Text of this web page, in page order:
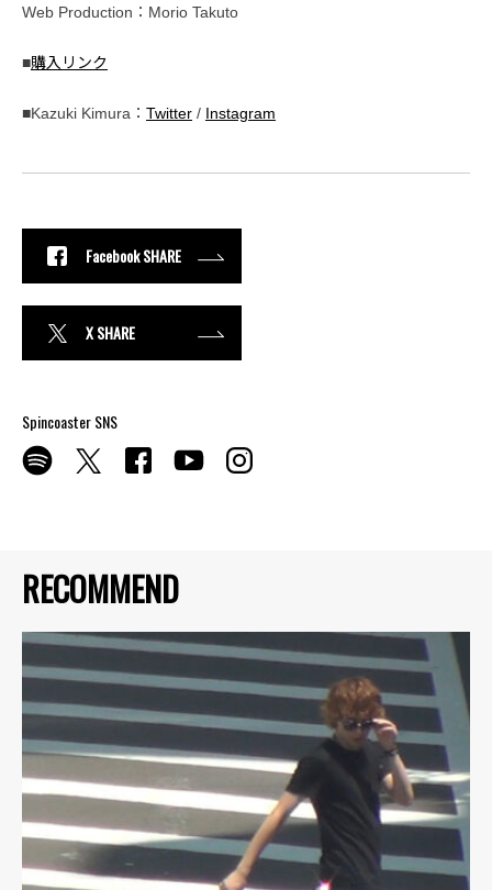
RECOMMEND
Web Production：Morio Takuto
■購入リンク
■Kazuki Kimura： Twitter / Instagram
Facebook SHARE
X SHARE
Spincoaster SNS